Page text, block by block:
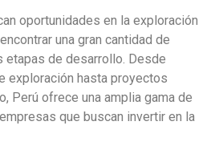
oportunidades en la exploración
una gran cantidad de
de desarrollo. Desde
exploración hasta proyectos
Perú ofrece una amplia gama de
que buscan invertir en la